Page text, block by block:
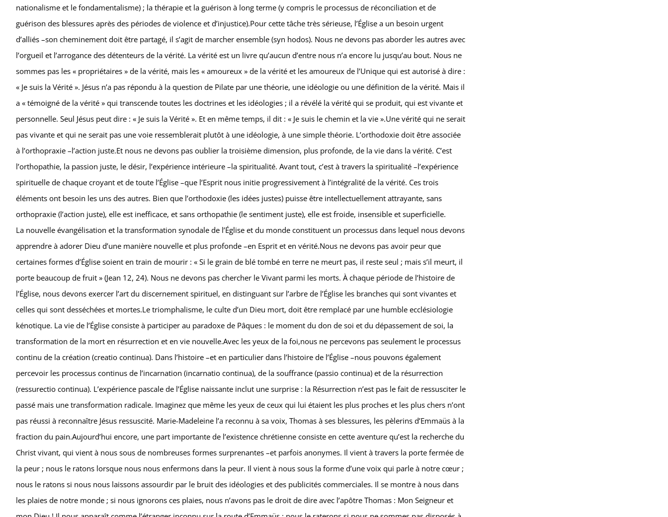
nationalisme et le fondamentalisme) ; la thérapie et la guérison à long terme (y compris le processus de réconciliation et de
guérison des blessures après des périodes de violence et d’injustice).Pour cette tâche très sérieuse, l’Église a un besoin urgent
d’alliés –son cheminement doit être partagé, il s’agit de marcher ensemble (syn hodos). Nous ne devons pas aborder les autres avec
l’orgueil et l’arrogance des détenteurs de la vérité. La vérité est un livre qu’aucun d’entre nous n’a encore lu jusqu’au bout. Nous ne
sommes pas les « propriétaires » de la vérité, mais les « amoureux » de la vérité et les amoureux de l’Unique qui est autorisé à dire :
« Je suis la Vérité ». Jésus n’a pas répondu à la question de Pilate par une théorie, une idéologie ou une définition de la vérité. Mais il
a « témoigné de la vérité » qui transcende toutes les doctrines et les idéologies ; il a révélé la vérité qui se produit, qui est vivante et
personnelle. Seul Jésus peut dire : « Je suis la Vérité ». Et en même temps, il dit : « Je suis le chemin et la vie ».Une vérité qui ne serait
pas vivante et qui ne serait pas une voie ressemblerait plutôt à une idéologie, à une simple théorie. L’orthodoxie doit être associée
à l’orthopraxie –l’action juste.Et nous ne devons pas oublier la troisième dimension, plus profonde, de la vie dans la vérité. C’est
l’orthopathie, la passion juste, le désir, l’expérience intérieure –la spiritualité. Avant tout, c’est à travers la spiritualité –l’expérience
spirituelle de chaque croyant et de toute l’Église –que l’Esprit nous initie progressivement à l’intégralité de la vérité. Ces trois
éléments ont besoin les uns des autres. Bien que l’orthodoxie (les idées justes) puisse être intellectuellement attrayante, sans
orthopraxie (l’action juste), elle est inefficace, et sans orthopathie (le sentiment juste), elle est froide, insensible et superficielle.
La nouvelle évangélisation et la transformation synodale de l’Église et du monde constituent un processus dans lequel nous devons
apprendre à adorer Dieu d’une manière nouvelle et plus profonde –en Esprit et en vérité.Nous ne devons pas avoir peur que
certaines formes d’Église soient en train de mourir : « Si le grain de blé tombé en terre ne meurt pas, il reste seul ; mais s’il meurt, il
porte beaucoup de fruit » (Jean 12, 24). Nous ne devons pas chercher le Vivant parmi les morts. À chaque période de l’histoire de
l’Église, nous devons exercer l’art du discernement spirituel, en distinguant sur l’arbre de l’Église les branches qui sont vivantes et
celles qui sont desséchées et mortes.Le triomphalisme, le culte d’un Dieu mort, doit être remplacé par une humble ecclésiologie
kénotique. La vie de l’Église consiste à participer au paradoxe de Pâques : le moment du don de soi et du dépassement de soi, la
transformation de la mort en résurrection et en vie nouvelle.Avec les yeux de la foi,nous ne percevons pas seulement le processus
continu de la création (creatio continua). Dans l’histoire –et en particulier dans l’histoire de l’Église –nous pouvons également
percevoir les processus continus de l’incarnation (incarnatio continua), de la souffrance (passio continua) et de la résurrection
(ressurectio continua). L’expérience pascale de l’Église naissante inclut une surprise : la Résurrection n’est pas le fait de ressusciter le
passé mais une transformation radicale. Imaginez que même les yeux de ceux qui lui étaient les plus proches et les plus chers n’ont
pas réussi à reconnaître Jésus ressuscité. Marie-Madeleine l’a reconnu à sa voix, Thomas à ses blessures, les pèlerins d’Emmaüs à la
fraction du pain.Aujourd’hui encore, une part importante de l’existence chrétienne consiste en cette aventure qu’est la recherche du
Christ vivant, qui vient à nous sous de nombreuses formes surprenantes –et parfois anonymes. Il vient à travers la porte fermée de
la peur ; nous le ratons lorsque nous nous enfermons dans la peur. Il vient à nous sous la forme d’une voix qui parle à notre cœur ;
nous le ratons si nous nous laissons assourdir par le bruit des idéologies et des publicités commerciales. Il se montre à nous dans
les plaies de notre monde ; si nous ignorons ces plaies, nous n’avons pas le droit de dire avec l’apôtre Thomas : Mon Seigneur et